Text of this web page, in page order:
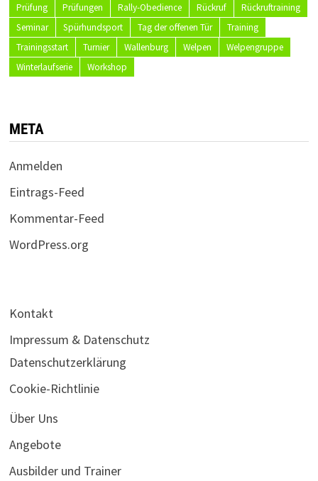
Prüfung
Prüfungen Rally-Obedience Rückruf
Rückruftraining
Seminar
Spürhundsport Tag der offenen Tür
Training
Trainingsstart
Turnier Wallenburg Welpen
Welpengruppe
Winterlaufserie
Workshop
META
Anmelden
Eintrags-Feed
Kommentar-Feed
WordPress.org
Kontakt
Impressum & Datenschutz
Datenschutzerklärung
Cookie-Richtlinie
Über Uns
Angebote
Ausbilder und Trainer